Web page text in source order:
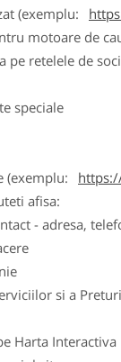
(exemplu:
motoare de
pe retelele de
speciale
(exemplu:
afisa:
- adresa,
si a
Harta Interactiva